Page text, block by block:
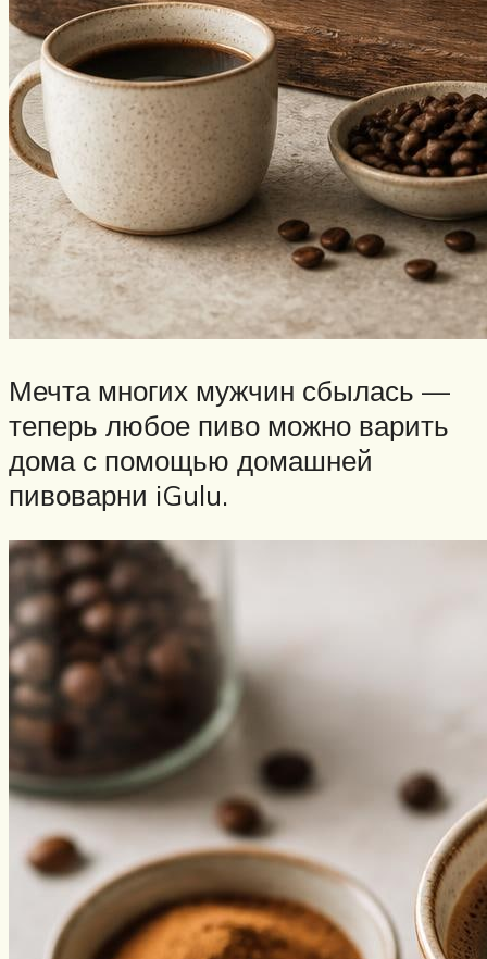
Мечта многих мужчин сбылась —
теперь любое пиво можно варить
дома с помощью домашней
пивоварни iGulu.